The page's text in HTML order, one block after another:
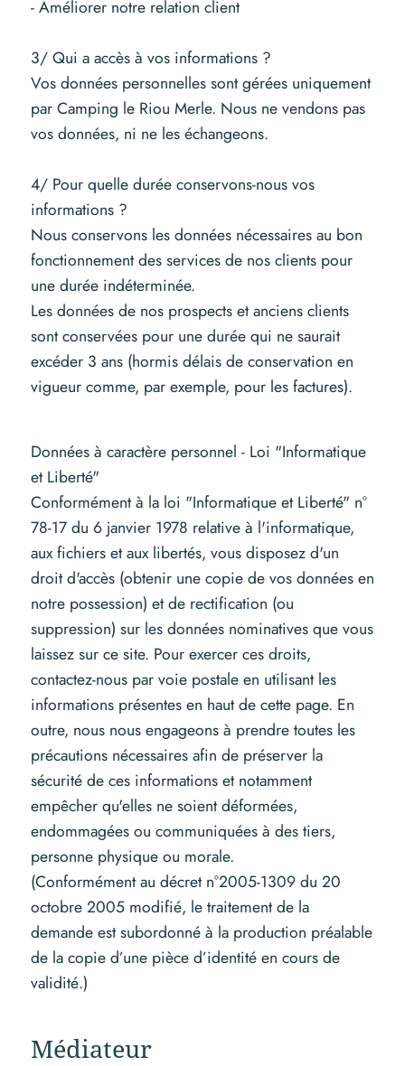
- Améliorer notre relation client
3/ Qui a accès à vos informations ?
Vos données personnelles sont gérées uniquement
par Camping le Riou Merle. Nous ne vendons pas
vos données, ni ne les échangeons.
4/ Pour quelle durée conservons-nous vos
informations ?
Nous conservons les données nécessaires au bon
fonctionnement des services de nos clients pour
une durée indéterminée.
Les données de nos prospects et anciens clients
sont conservées pour une durée qui ne saurait
excéder 3 ans (hormis délais de conservation en
vigueur comme, par exemple, pour les factures).
Données à caractère personnel - Loi "Informatique
et Liberté"
Conformément à la loi "Informatique et Liberté" n°
78-17 du 6 janvier 1978 relative à l'informatique,
aux fichiers et aux libertés, vous disposez d'un
droit d'accès (obtenir une copie de vos données en
notre possession) et de rectification (ou
suppression) sur les données nominatives que vous
laissez sur ce site. Pour exercer ces droits,
contactez-nous par voie postale en utilisant les
informations présentes en haut de cette page. En
outre, nous nous engageons à prendre toutes les
précautions nécessaires afin de préserver la
sécurité de ces informations et notamment
empêcher qu'elles ne soient déformées,
endommagées ou communiquées à des tiers,
personne physique ou morale.
(Conformément au décret n°2005-1309 du 20
octobre 2005 modifié, le traitement de la
demande est subordonné à la production préalable
de la copie d’une pièce d’identité en cours de
validité.)
Médiateur